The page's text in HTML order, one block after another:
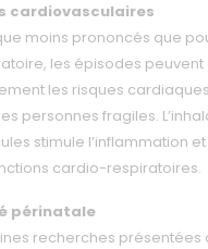
cardiovasculaires
moins prononcés que
les épisodes
les risques
personnes fragiles.
stimule l’inflammation
cardio-respiratoires.
périnatale
recherches présentées